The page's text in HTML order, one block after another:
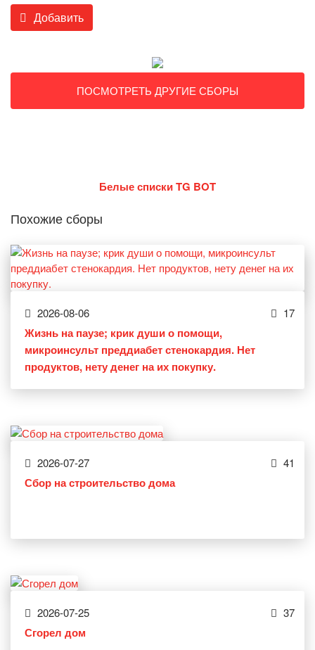
Добавить
ПОСМОТРЕТЬ ДРУГИЕ СБОРЫ
Белые списки TG BOT
Похожие сборы
2026-08-06 17
Жизнь на паузе; крик души о помощи,
микроинсульт преддиабет стенокардия. Нет
продуктов, нету денег на их покупку.
2026-07-27 41
Сбор на строительство дома
2026-07-25 37
Сгорел дом